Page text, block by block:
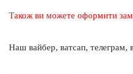
Також ви можете оформити
Наш вайбер, ватсап, телеграм,